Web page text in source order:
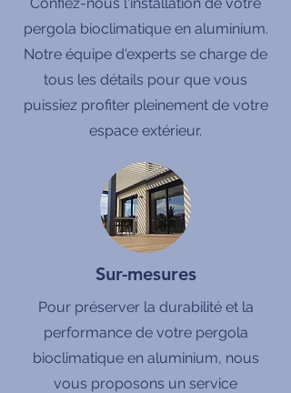
pergola bioclimatique en aluminium.
Notre équipe d'experts se charge de
tous les détails pour que vous
puissiez profiter pleinement de votre
espace extérieur.
Sur-mesures
Pour préserver la durabilité et la
performance de votre pergola
bioclimatique en aluminium, nous
vous proposons un service